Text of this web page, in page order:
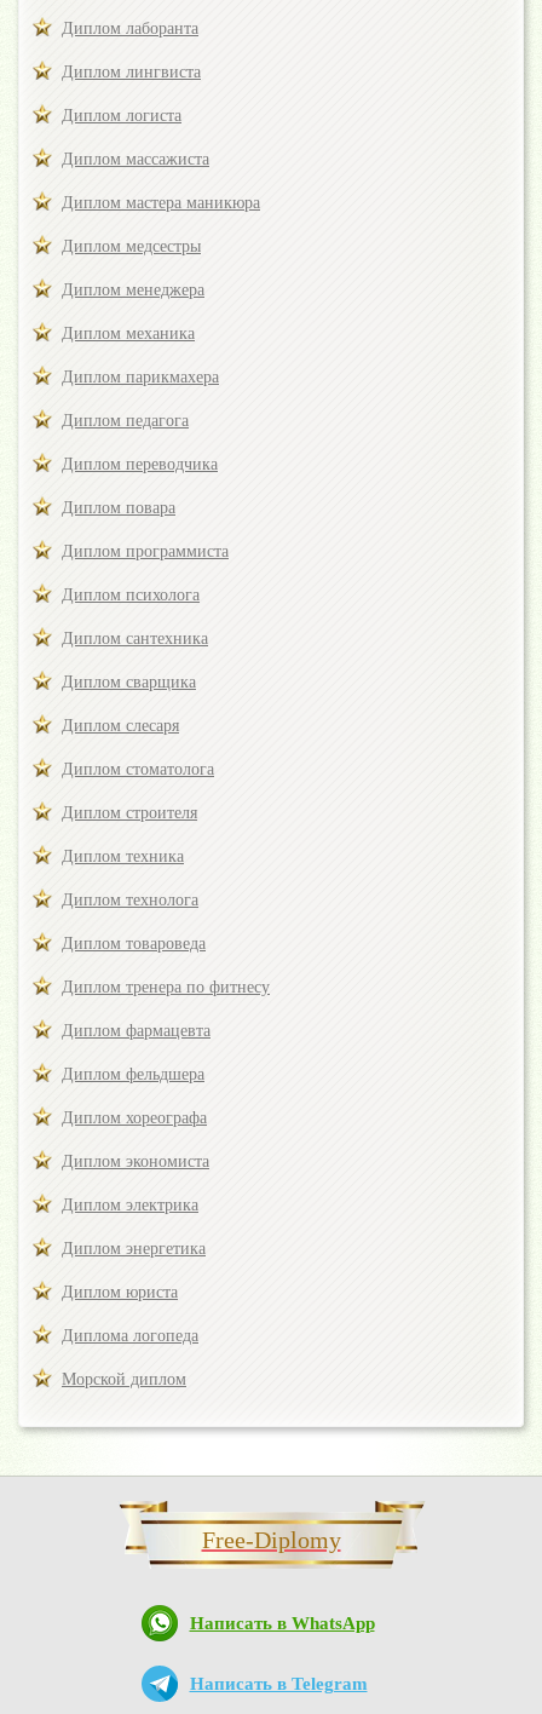
Диплом лаборанта
Диплом лингвиста
Диплом логиста
Диплом массажиста
Диплом мастера маникюра
Диплом медсестры
Диплом менеджера
Диплом механика
Диплом парикмахера
Диплом педагога
Диплом переводчика
Диплом повара
Диплом программиста
Диплом психолога
Диплом сантехника
Диплом сварщика
Диплом слесаря
Диплом стоматолога
Диплом строителя
Диплом техника
Диплом технолога
Диплом товароведа
Диплом тренера по фитнесу
Диплом фармацевта
Диплом фельдшера
Диплом хореографа
Диплом экономиста
Диплом электрика
Диплом энергетика
Диплом юриста
Диплома логопеда
Морской диплом
Free-Diplomy
Написать в WhatsApp
Написать в Telegram